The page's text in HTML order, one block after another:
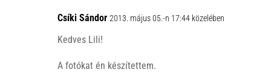
Csíki Sándor 2013. május 05.-n 17:44 közelében
Kedves Lili!
A fotókat én készítettem.